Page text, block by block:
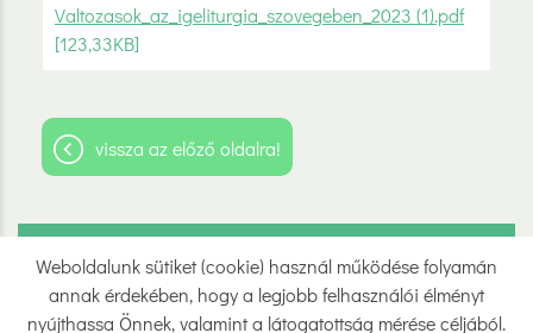
Valtozasok_az_igeliturgia_szovegeben_2023 (1).pdf
[123,33KB]
vissza az előző oldalra!
Oldal információk
Adatkezelési tájékoztató
Impresszum
Sütik kezelése
Weboldalunk sütiket (cookie) használ működése folyamán
annak érdekében, hogy a legjobb felhasználói élményt
nyújthassa Önnek, valamint a látogatottság mérése céljából.